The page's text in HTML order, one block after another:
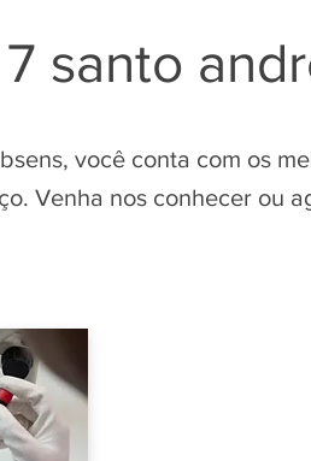
santo
você conta com os
Venha nos conhecer ou